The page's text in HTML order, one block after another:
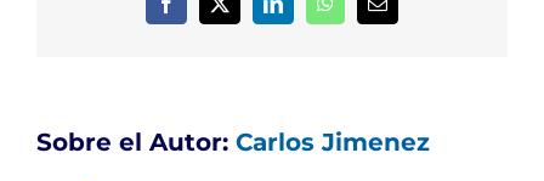
Facebook
X LinkedInWhatsAppCorreo
electrónico
Sobre el Autor: Carlos Jimenez